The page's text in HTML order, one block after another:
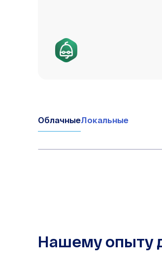
ОблачныеЛокальные
Нашему опыту